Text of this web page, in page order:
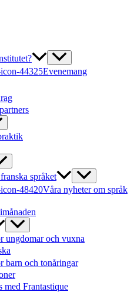
Evenemang
språket
Våra nyheter om språk
ungdomar och vuxna
barn och tonåringar
med Frantastique